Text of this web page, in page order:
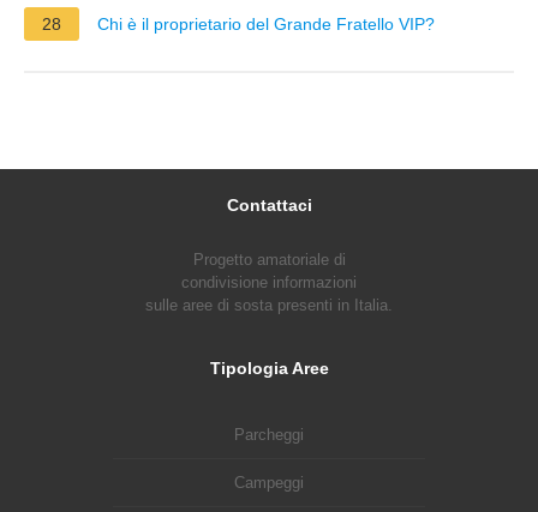
28 Chi è il proprietario del Grande Fratello VIP?
Contattaci
Progetto amatoriale di
condivisione informazioni
sulle aree di sosta presenti in Italia.
Tipologia Aree
Parcheggi
Campeggi